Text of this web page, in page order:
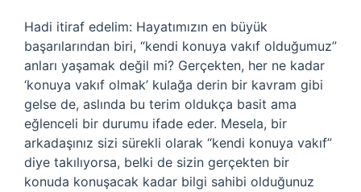
Hadi itiraf edelim: Hayatımızın en büyük
başarılarından biri, “kendi konuya vakıf olduğumuz”
anları yaşamak değil mi? Gerçekten, her ne kadar
‘konuya vakıf olmak’ kulağa derin bir kavram gibi
gelse de, aslında bu terim oldukça basit ama
eğlenceli bir durumu ifade eder. Mesela, bir
arkadaşınız sizi sürekli olarak “kendi konuya vakıf”
diye takılıyorsa, belki de sizin gerçekten bir
konuda konuşacak kadar bilgi sahibi olduğunuz